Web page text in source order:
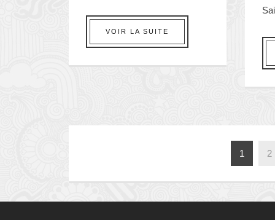
VOIR LA SUITE
1 2